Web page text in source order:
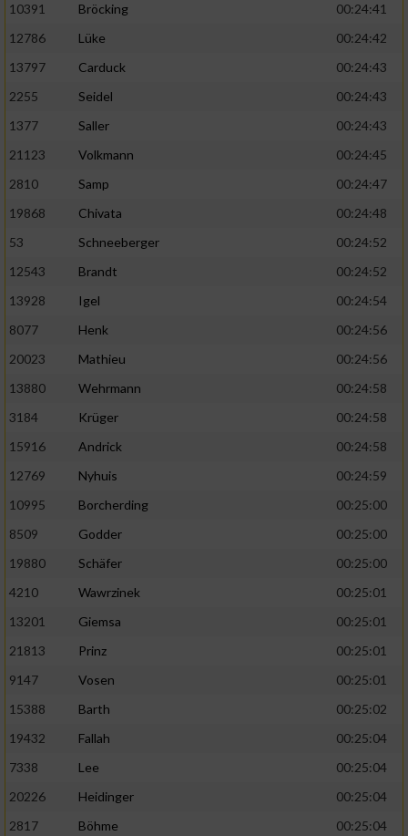
10391
Bröcking
00:24:41
12786
Lüke
00:24:42
13797
Carduck
00:24:43
2255
Seidel
00:24:43
1377
Saller
00:24:43
21123
Volkmann
00:24:45
2810
Samp
00:24:47
19868
Chivata
00:24:48
53
Schneeberger
00:24:52
12543
Brandt
00:24:52
13928
Igel
00:24:54
8077
Henk
00:24:56
20023
Mathieu
00:24:56
13880
Wehrmann
00:24:58
3184
Krüger
00:24:58
15916
Andrick
00:24:58
12769
Nyhuis
00:24:59
10995
Borcherding
00:25:00
8509
Godder
00:25:00
19880
Schäfer
00:25:00
4210
Wawrzinek
00:25:01
13201
Giemsa
00:25:01
21813
Prinz
00:25:01
9147
Vosen
00:25:01
15388
Barth
00:25:02
19432
Fallah
00:25:04
7338
Lee
00:25:04
20226
Heidinger
00:25:04
2817
Böhme
00:25:04